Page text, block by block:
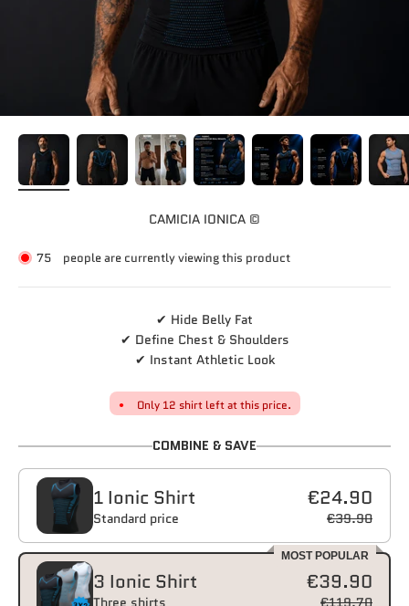
CAMICIA IONICA ©
75 people are currently viewing this product
✔ Hide Belly Fat
✔ Define Chest & Shoulders
✔ Instant Athletic Look
● Only 12 shirt left at this price.
COMBINE & SAVE
1 Ionic Shirt
Standard price
€24.90
€39.90
MOST POPULAR
3 Ionic Shirt
Three shirts
€39.90
€119.70